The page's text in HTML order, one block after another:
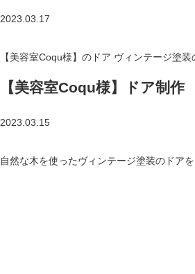
2023.03.17
【美容室Coqu様】のドア ヴィンテージ塗
【美容室Coqu様】ドア制作
2023.03.15
自然な木を使ったヴィンテージ塗装のドア